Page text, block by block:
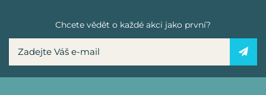
Chcete vědět o každé akci jako první?